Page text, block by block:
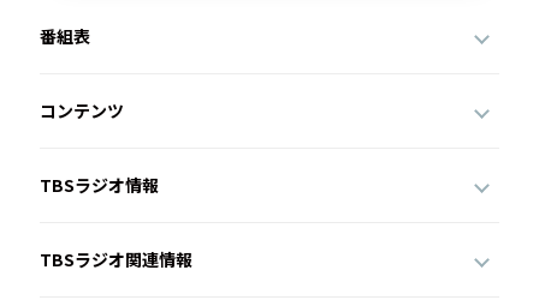
番組表
コンテンツ
TBSラジオ情報
TBSラジオ関連情報